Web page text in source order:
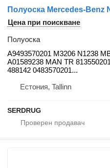
Цена при поискване
Полуоска
A9493570201 M3206 N1238
A01589238 MAN TR
488142 0483570201...
Естония, Tallinn
SERDRUG